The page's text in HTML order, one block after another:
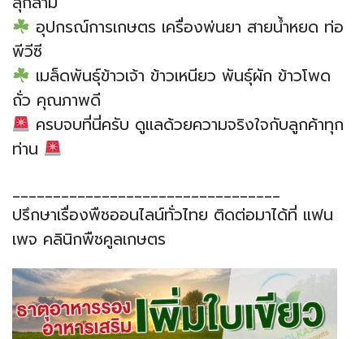
อุปกรณ์การเกษตร เครื่องพ่นยา สายน้ำหยด ท่อ
พีวีซี
เมล็ดพันธุ์ข้าวเจ้า ข้าวเหนียว พันธุ์ผัก ข้าวโพด
ถั่ว คุณภาพดี
ครบจบที่นี่ครับ ดูแลด้วยความจริงใจกับลูกค้าทุก
ท่าน
_________________________________
ปรึกษาเรื่องพืชออนไลน์ทั่วไทย ติดต่อมาได้ที่ แฟน
เพจ คลินิกพืชคูลเกษตร